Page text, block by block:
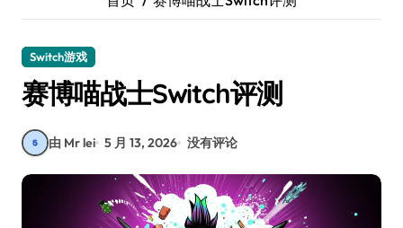
Switch游戏
赛博喵战士Switch评测
由 Mr lei 5 月 13, 2026 没有评论